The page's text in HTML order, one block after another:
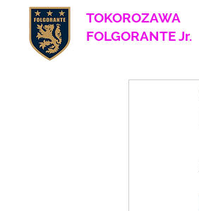
TOKOROZAWA
​ FOLGORANTE Jr.